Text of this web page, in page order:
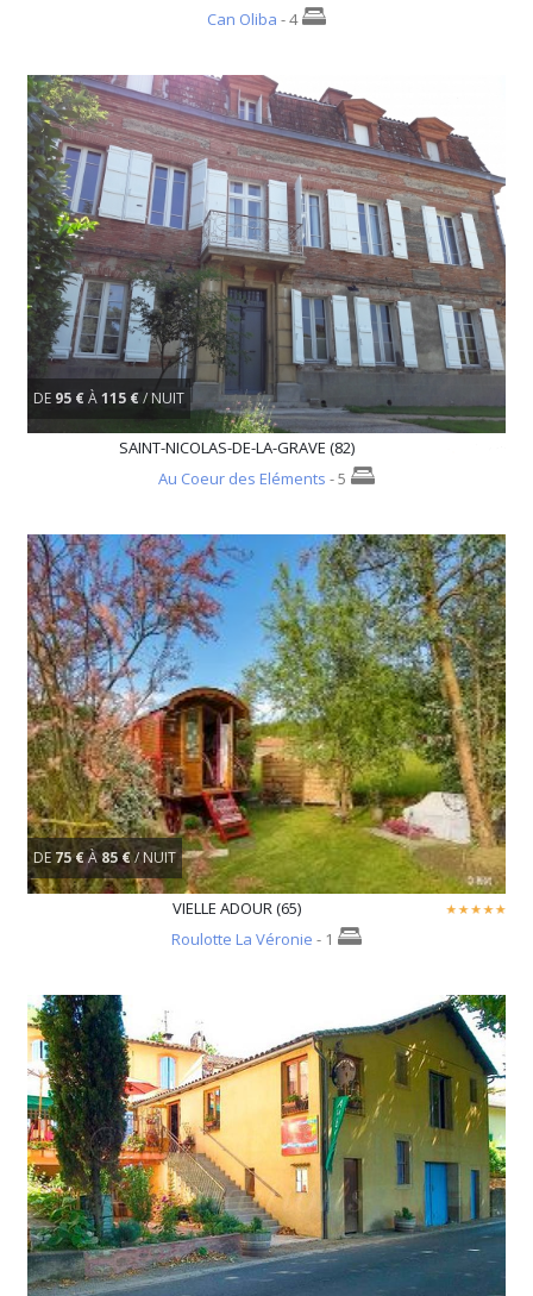
Can Oliba - 4
DE 95 €À115 €/ NUIT
SAINT-NICOLAS-DE-LA-GRAVE (82)
Au Coeur des Eléments - 5
DE75 €À85 €/ NUIT
VIELLE ADOUR (65)
Roulotte La Véronie - 1